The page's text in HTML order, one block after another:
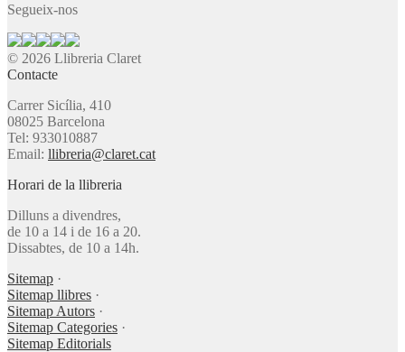
Segueix-nos
© 2026 Llibreria Claret
Contacte
Carrer Sicília, 410
08025 Barcelona
Tel: 933010887
Email: llibreria@claret.cat
Horari de la llibreria
Dilluns a divendres,
de 10 a 14 i de 16 a 20.
Dissabtes, de 10 a 14h.
Sitemap ·
Sitemap llibres ·
Sitemap Autors ·
Sitemap Categories ·
Sitemap Editorials